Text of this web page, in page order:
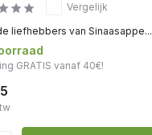
Vergelijk
liefhebbers van Sinaasappe...
GRATIS vanaf 40€!